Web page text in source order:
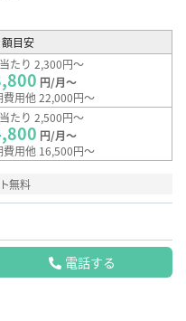
額目安
たり 2,300円～
円/月～
費用他 22,000円～
たり 2,500円～
円/月～
費用他 16,500円～
無料
電話する